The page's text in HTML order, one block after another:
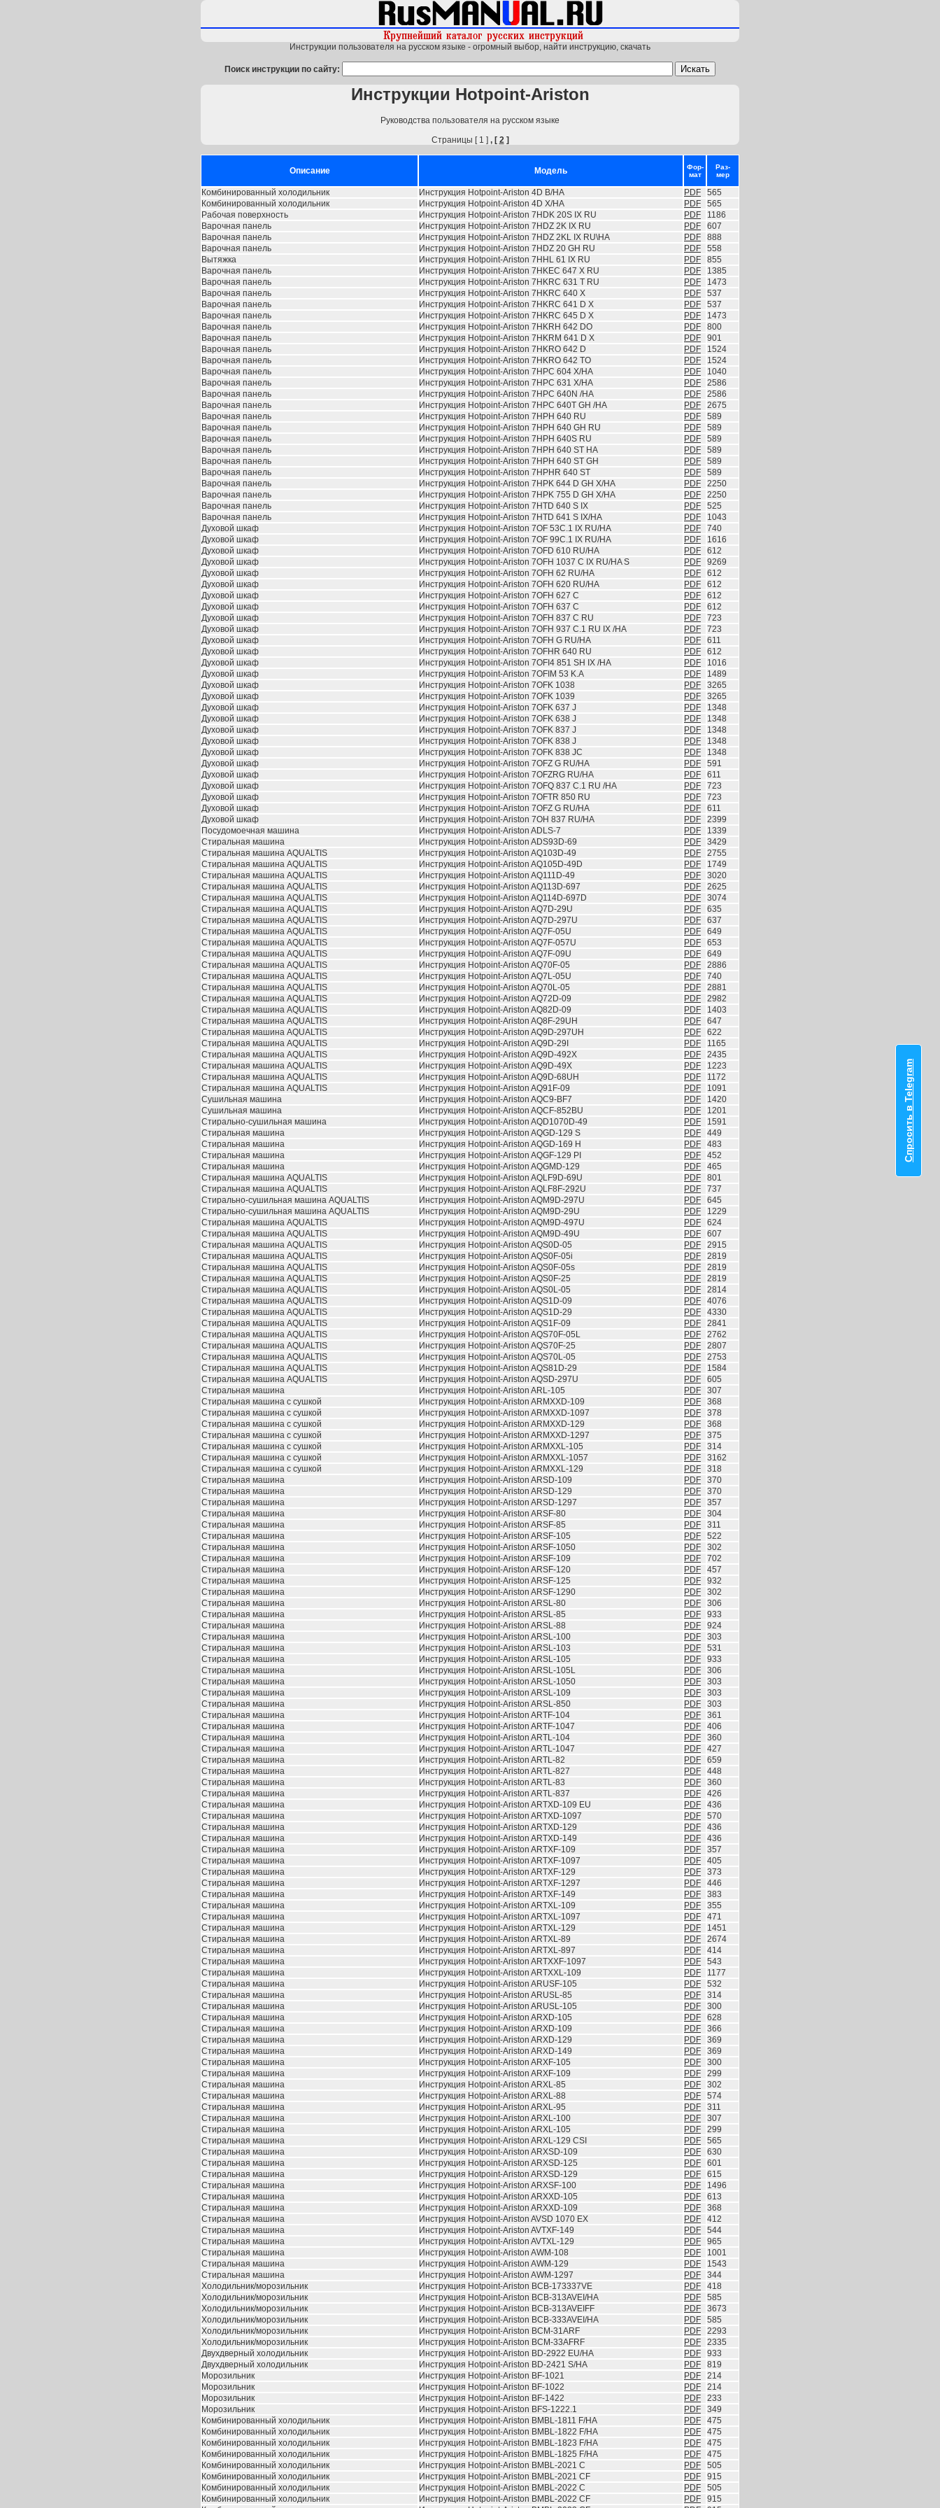
Инструкции пользователя на русском языке - огромный выбор, найти инструкцию, скачать
Поиск инструкции по сайту:
Инструкции Hotpoint-Ariston
Руководства пользователя на русском языке
Страницы [ 1 ] , [ 2]
Описание Модель
Фор-
мат
Раз-
мер
Комбинированный холодильник Инструкция Hotpoint-Ariston 4D B/HA PDF
565
Комбинированный холодильник
Инструкция Hotpoint-Ariston 4D X/HA PDF
565
Рабочая поверхность
Инструкция Hotpoint-Ariston 7HDK 20S IX RU PDF
1186
Варочная панель
Инструкция Hotpoint-Ariston 7HDZ 2K IX RU PDF
607
Варочная панель
Инструкция Hotpoint-Ariston 7HDZ 2KL IX RU\HA PDF
888
Варочная панель
Инструкция Hotpoint-Ariston 7HDZ 20 GH RU PDF
558
Вытяжка
Инструкция Hotpoint-Ariston 7HHL 61 IX RU PDF
855
Варочная панель
Инструкция Hotpoint-Ariston 7HKEC 647 X RU PDF
1385
Варочная панель
Инструкция Hotpoint-Ariston 7HKRC 631 T RU PDF
1473
Варочная панель
Инструкция Hotpoint-Ariston 7HKRC 640 X PDF
537
Варочная панель
Инструкция Hotpoint-Ariston 7HKRC 641 D X PDF
537
Варочная панель
Инструкция Hotpoint-Ariston 7HKRC 645 D X PDF
1473
Варочная панель
Инструкция Hotpoint-Ariston 7HKRH 642 DO PDF
800
Варочная панель
Инструкция Hotpoint-Ariston 7HKRM 641 D X PDF
901
Варочная панель
Инструкция Hotpoint-Ariston 7HKRO 642 D PDF
1524
Варочная панель
Инструкция Hotpoint-Ariston 7HKRO 642 TO PDF
1524
Варочная панель
Инструкция Hotpoint-Ariston 7HPC 604 X/HA PDF
1040
Варочная панель
Инструкция Hotpoint-Ariston 7HPC 631 X/HA PDF
2586
Варочная панель
Инструкция Hotpoint-Ariston 7HPC 640N /HA PDF
2586
Варочная панель
Инструкция Hotpoint-Ariston 7HPC 640T GH /HA PDF
2675
Варочная панель
Инструкция Hotpoint-Ariston 7HPH 640 RU PDF
589
Варочная панель
Инструкция Hotpoint-Ariston 7HPH 640 GH RU PDF
589
Варочная панель
Инструкция Hotpoint-Ariston 7HPH 640S RU PDF
589
Варочная панель
Инструкция Hotpoint-Ariston 7HPH 640 ST HA PDF
589
Варочная панель
Инструкция Hotpoint-Ariston 7HPH 640 ST GH PDF
589
Варочная панель
Инструкция Hotpoint-Ariston 7HPHR 640 ST PDF
589
Варочная панель
Инструкция Hotpoint-Ariston 7HPK 644 D GH X/HA PDF
2250
Варочная панель
Инструкция Hotpoint-Ariston 7HPK 755 D GH X/HA PDF
2250
Варочная панель
Инструкция Hotpoint-Ariston 7HTD 640 S IX PDF
525
Варочная панель
Инструкция Hotpoint-Ariston 7HTD 641 S IX/HA PDF
1043
Духовой шкаф
Инструкция Hotpoint-Ariston 7OF 53C.1 IX RU/HA PDF
740
Духовой шкаф
Инструкция Hotpoint-Ariston 7OF 99C.1 IX RU/HA PDF
1616
Духовой шкаф
Инструкция Hotpoint-Ariston 7OFD 610 RU/HA PDF
612
Духовой шкаф
Инструкция Hotpoint-Ariston 7OFH 1037 C IX RU/HA S PDF
9269
Духовой шкаф
Инструкция Hotpoint-Ariston 7OFH 62 RU/HA PDF
612
Духовой шкаф
Инструкция Hotpoint-Ariston 7OFH 620 RU/HA PDF
612
Духовой шкаф
Инструкция Hotpoint-Ariston 7OFH 627 C PDF
612
Духовой шкаф
Инструкция Hotpoint-Ariston 7OFH 637 C PDF
612
Духовой шкаф
Инструкция Hotpoint-Ariston 7OFH 837 C RU PDF
723
Духовой шкаф
Инструкция Hotpoint-Ariston 7OFH 937 C.1 RU IX /HA PDF
723
Духовой шкаф
Инструкция Hotpoint-Ariston 7OFH G RU/HA PDF
611
Духовой шкаф
Инструкция Hotpoint-Ariston 7OFHR 640 RU PDF
612
Духовой шкаф
Инструкция Hotpoint-Ariston 7OFI4 851 SH IX /HA PDF
1016
Духовой шкаф
Инструкция Hotpoint-Ariston 7OFIM 53 K.A PDF
1489
Духовой шкаф
Инструкция Hotpoint-Ariston 7OFK 1038 PDF
3265
Духовой шкаф
Инструкция Hotpoint-Ariston 7OFK 1039 PDF
3265
Духовой шкаф
Инструкция Hotpoint-Ariston 7OFK 637 J PDF
1348
Духовой шкаф
Инструкция Hotpoint-Ariston 7OFK 638 J PDF
1348
Духовой шкаф
Инструкция Hotpoint-Ariston 7OFK 837 J PDF
1348
Духовой шкаф
Инструкция Hotpoint-Ariston 7OFK 838 J PDF
1348
Духовой шкаф
Инструкция Hotpoint-Ariston 7OFK 838 JC PDF
1348
Духовой шкаф
Инструкция Hotpoint-Ariston 7OFZ G RU/HA PDF
591
Духовой шкаф
Инструкция Hotpoint-Ariston 7OFZRG RU/HA PDF
611
Духовой шкаф
Инструкция Hotpoint-Ariston 7OFQ 837 C.1 RU /HA PDF
723
Духовой шкаф
Инструкция Hotpoint-Ariston 7OFTR 850 RU PDF
723
Духовой шкаф
Инструкция Hotpoint-Ariston 7OFZ G RU/HA PDF
611
Духовой шкаф
Инструкция Hotpoint-Ariston 7OH 837 RU/HA PDF
2399
Посудомоечная машина
Инструкция Hotpoint-Ariston ADLS-7 PDF
1339
Стиральная машина
Инструкция Hotpoint-Ariston ADS93D-69 PDF
3429
Стиральная машина AQUALTIS
Инструкция Hotpoint-Ariston AQ103D-49 PDF
2755
Стиральная машина AQUALTIS
Инструкция Hotpoint-Ariston AQ105D-49D PDF
1749
Стиральная машина AQUALTIS
Инструкция Hotpoint-Ariston AQ111D-49 PDF
3020
Стиральная машина AQUALTIS
Инструкция Hotpoint-Ariston AQ113D-697 PDF
2625
Стиральная машина AQUALTIS
Инструкция Hotpoint-Ariston AQ114D-697D PDF
3074
Стиральная машина AQUALTIS
Инструкция Hotpoint-Ariston AQ7D-29U PDF
635
Стиральная машина AQUALTIS
Инструкция Hotpoint-Ariston AQ7D-297U PDF
637
Стиральная машина AQUALTIS
Инструкция Hotpoint-Ariston AQ7F-05U PDF
649
Стиральная машина AQUALTIS
Инструкция Hotpoint-Ariston AQ7F-057U PDF
653
Стиральная машина AQUALTIS
Инструкция Hotpoint-Ariston AQ7F-09U PDF
649
Стиральная машина AQUALTIS
Инструкция Hotpoint-Ariston AQ70F-05 PDF
2886
Стиральная машина AQUALTIS
Инструкция Hotpoint-Ariston AQ7L-05U PDF
740
Стиральная машина AQUALTIS
Инструкция Hotpoint-Ariston AQ70L-05 PDF
2881
Стиральная машина AQUALTIS
Инструкция Hotpoint-Ariston AQ72D-09 PDF
2982
Стиральная машина AQUALTIS
Инструкция Hotpoint-Ariston AQ82D-09 PDF
1403
Стиральная машина AQUALTIS
Инструкция Hotpoint-Ariston AQ8F-29UH PDF
647
Стиральная машина AQUALTIS
Инструкция Hotpoint-Ariston AQ9D-297UH PDF
622
Стиральная машина AQUALTIS
Инструкция Hotpoint-Ariston AQ9D-29I PDF
1165
Стиральная машина AQUALTIS
Инструкция Hotpoint-Ariston AQ9D-492X PDF
2435
Стиральная машина AQUALTIS
Инструкция Hotpoint-Ariston AQ9D-49X PDF
1223
Стиральная машина AQUALTIS
Инструкция Hotpoint-Ariston AQ9D-68UH PDF
1172
Стиральная машина AQUALTIS
Инструкция Hotpoint-Ariston AQ91F-09 PDF
1091
Сушильная машина
Инструкция Hotpoint-Ariston AQC9-BF7 PDF
1420
Сушильная машина
Инструкция Hotpoint-Ariston AQCF-852BU PDF
1201
Стирально-сушильная машина
Инструкция Hotpoint-Ariston AQD1070D-49 PDF
1591
Стиральная машина
Инструкция Hotpoint-Ariston AQGD-129 S PDF
449
Стиральная машина
Инструкция Hotpoint-Ariston AQGD-169 H PDF
483
Стиральная машина
Инструкция Hotpoint-Ariston AQGF-129 PI PDF
452
Стиральная машина
Инструкция Hotpoint-Ariston AQGMD-129 PDF
465
Стиральная машина AQUALTIS
Инструкция Hotpoint-Ariston AQLF9D-69U PDF
801
Стиральная машина AQUALTIS
Инструкция Hotpoint-Ariston AQLF8F-292U PDF
737
Стирально-сушильная машина AQUALTIS
Инструкция Hotpoint-Ariston AQM9D-297U PDF
645
Стирально-сушильная машина AQUALTIS
Инструкция Hotpoint-Ariston AQM9D-29U PDF
1229
Стиральная машина AQUALTIS
Инструкция Hotpoint-Ariston AQM9D-497U PDF
624
Стиральная машина AQUALTIS
Инструкция Hotpoint-Ariston AQM9D-49U PDF
607
Стиральная машина AQUALTIS
Инструкция Hotpoint-Ariston AQS0D-05 PDF
2915
Стиральная машина AQUALTIS
Инструкция Hotpoint-Ariston AQS0F-05i PDF
2819
Стиральная машина AQUALTIS
Инструкция Hotpoint-Ariston AQS0F-05s PDF
2819
Стиральная машина AQUALTIS
Инструкция Hotpoint-Ariston AQS0F-25 PDF
2819
Стиральная машина AQUALTIS
Инструкция Hotpoint-Ariston AQS0L-05 PDF
2814
Стиральная машина AQUALTIS
Инструкция Hotpoint-Ariston AQS1D-09 PDF
4076
Стиральная машина AQUALTIS
Инструкция Hotpoint-Ariston AQS1D-29 PDF
4330
Стиральная машина AQUALTIS
Инструкция Hotpoint-Ariston AQS1F-09 PDF
2841
Стиральная машина AQUALTIS
Инструкция Hotpoint-Ariston AQS70F-05L PDF
2762
Стиральная машина AQUALTIS
Инструкция Hotpoint-Ariston AQS70F-25 PDF
2807
Стиральная машина AQUALTIS
Инструкция Hotpoint-Ariston AQS70L-05 PDF
2753
Стиральная машина AQUALTIS
Инструкция Hotpoint-Ariston AQS81D-29 PDF
1584
Стиральная машина AQUALTIS
Инструкция Hotpoint-Ariston AQSD-297U PDF
605
Стиральная машина
Инструкция Hotpoint-Ariston ARL-105 PDF
307
Стиральная машина с сушкой
Инструкция Hotpoint-Ariston ARMXXD-109 PDF
368
Стиральная машина с сушкой
Инструкция Hotpoint-Ariston ARMXXD-1097 PDF
378
Стиральная машина с сушкой
Инструкция Hotpoint-Ariston ARMXXD-129 PDF
368
Стиральная машина с сушкой
Инструкция Hotpoint-Ariston ARMXXD-1297 PDF
375
Стиральная машина с сушкой
Инструкция Hotpoint-Ariston ARMXXL-105 PDF
314
Стиральная машина с сушкой
Инструкция Hotpoint-Ariston ARMXXL-1057 PDF
3162
Стиральная машина с сушкой
Инструкция Hotpoint-Ariston ARMXXL-129 PDF
318
Стиральная машина
Инструкция Hotpoint-Ariston ARSD-109 PDF
370
Стиральная машина
Инструкция Hotpoint-Ariston ARSD-129 PDF
370
Стиральная машина
Инструкция Hotpoint-Ariston ARSD-1297 PDF
357
Стиральная машина
Инструкция Hotpoint-Ariston ARSF-80 PDF
304
Стиральная машина
Инструкция Hotpoint-Ariston ARSF-85 PDF
311
Стиральная машина
Инструкция Hotpoint-Ariston ARSF-105 PDF
522
Стиральная машина
Инструкция Hotpoint-Ariston ARSF-1050 PDF
302
Стиральная машина
Инструкция Hotpoint-Ariston ARSF-109 PDF
702
Стиральная машина
Инструкция Hotpoint-Ariston ARSF-120 PDF
457
Стиральная машина
Инструкция Hotpoint-Ariston ARSF-125 PDF
932
Стиральная машина
Инструкция Hotpoint-Ariston ARSF-1290 PDF
302
Стиральная машина
Инструкция Hotpoint-Ariston ARSL-80 PDF
306
Стиральная машина
Инструкция Hotpoint-Ariston ARSL-85 PDF
933
Стиральная машина
Инструкция Hotpoint-Ariston ARSL-88 PDF
924
Стиральная машина
Инструкция Hotpoint-Ariston ARSL-100 PDF
303
Стиральная машина
Инструкция Hotpoint-Ariston ARSL-103 PDF
531
Стиральная машина
Инструкция Hotpoint-Ariston ARSL-105 PDF
933
Стиральная машина
Инструкция Hotpoint-Ariston ARSL-105L PDF
306
Стиральная машина
Инструкция Hotpoint-Ariston ARSL-1050 PDF
303
Стиральная машина
Инструкция Hotpoint-Ariston ARSL-109 PDF
303
Стиральная машина
Инструкция Hotpoint-Ariston ARSL-850 PDF
303
Стиральная машина
Инструкция Hotpoint-Ariston ARTF-104 PDF
361
Стиральная машина
Инструкция Hotpoint-Ariston ARTF-1047 PDF
406
Стиральная машина
Инструкция Hotpoint-Ariston ARTL-104 PDF
360
Стиральная машина
Инструкция Hotpoint-Ariston ARTL-1047 PDF
427
Стиральная машина
Инструкция Hotpoint-Ariston ARTL-82 PDF
659
Стиральная машина
Инструкция Hotpoint-Ariston ARTL-827 PDF
448
Стиральная машина
Инструкция Hotpoint-Ariston ARTL-83 PDF
360
Стиральная машина
Инструкция Hotpoint-Ariston ARTL-837 PDF
426
Стиральная машина
Инструкция Hotpoint-Ariston ARTXD-109 EU PDF
436
Стиральная машина
Инструкция Hotpoint-Ariston ARTXD-1097 PDF
570
Стиральная машина
Инструкция Hotpoint-Ariston ARTXD-129 PDF
436
Стиральная машина
Инструкция Hotpoint-Ariston ARTXD-149 PDF
436
Стиральная машина
Инструкция Hotpoint-Ariston ARTXF-109 PDF
357
Стиральная машина
Инструкция Hotpoint-Ariston ARTXF-1097 PDF
405
Стиральная машина
Инструкция Hotpoint-Ariston ARTXF-129 PDF
373
Стиральная машина
Инструкция Hotpoint-Ariston ARTXF-1297 PDF
446
Стиральная машина
Инструкция Hotpoint-Ariston ARTXF-149 PDF
383
Стиральная машина
Инструкция Hotpoint-Ariston ARTXL-109 PDF
355
Стиральная машина
Инструкция Hotpoint-Ariston ARTXL-1097 PDF
471
Стиральная машина
Инструкция Hotpoint-Ariston ARTXL-129 PDF
1451
Стиральная машина
Инструкция Hotpoint-Ariston ARTXL-89 PDF
2674
Стиральная машина
Инструкция Hotpoint-Ariston ARTXL-897 PDF
414
Стиральная машина
Инструкция Hotpoint-Ariston ARTXXF-1097 PDF
543
Стиральная машина
Инструкция Hotpoint-Ariston ARTXXL-109 PDF
1177
Стиральная машина
Инструкция Hotpoint-Ariston ARUSF-105 PDF
532
Стиральная машина
Инструкция Hotpoint-Ariston ARUSL-85 PDF
314
Стиральная машина
Инструкция Hotpoint-Ariston ARUSL-105 PDF
300
Стиральная машина
Инструкция Hotpoint-Ariston ARXD-105 PDF
628
Стиральная машина
Инструкция Hotpoint-Ariston ARXD-109 PDF
366
Стиральная машина
Инструкция Hotpoint-Ariston ARXD-129 PDF
369
Стиральная машина
Инструкция Hotpoint-Ariston ARXD-149 PDF
369
Стиральная машина
Инструкция Hotpoint-Ariston ARXF-105 PDF
300
Стиральная машина
Инструкция Hotpoint-Ariston ARXF-109 PDF
299
Стиральная машина
Инструкция Hotpoint-Ariston ARXL-85 PDF
302
Стиральная машина
Инструкция Hotpoint-Ariston ARXL-88 PDF
574
Стиральная машина
Инструкция Hotpoint-Ariston ARXL-95 PDF
311
Стиральная машина
Инструкция Hotpoint-Ariston ARXL-100 PDF
307
Стиральная машина
Инструкция Hotpoint-Ariston ARXL-105 PDF
299
Стиральная машина
Инструкция Hotpoint-Ariston ARXL-129 CSI PDF
565
Стиральная машина
Инструкция Hotpoint-Ariston ARXSD-109 PDF
630
Стиральная машина
Инструкция Hotpoint-Ariston ARXSD-125 PDF
601
Стиральная машина
Инструкция Hotpoint-Ariston ARXSD-129 PDF
615
Стиральная машина
Инструкция Hotpoint-Ariston ARXSF-100 PDF
1496
Стиральная машина
Инструкция Hotpoint-Ariston ARXXD-105 PDF
613
Стиральная машина
Инструкция Hotpoint-Ariston ARXXD-109 PDF
368
Стиральная машина
Инструкция Hotpoint-Ariston AVSD 1070 EX PDF
412
Стиральная машина
Инструкция Hotpoint-Ariston AVTXF-149 PDF
544
Стиральная машина
Инструкция Hotpoint-Ariston AVTXL-129 PDF
965
Стиральная машина
Инструкция Hotpoint-Ariston AWM-108 PDF
1001
Стиральная машина
Инструкция Hotpoint-Ariston AWM-129 PDF
1543
Стиральная машина
Инструкция Hotpoint-Ariston AWM-1297 PDF
344
Холодильник/морозильник
Инструкция Hotpoint-Ariston BCB-173337VE PDF
418
Холодильник/морозильник
Инструкция Hotpoint-Ariston BCB-313AVEI/HA PDF
585
Холодильник/морозильник
Инструкция Hotpoint-Ariston BCB-313AVEIFF PDF
3673
Холодильник/морозильник
Инструкция Hotpoint-Ariston BCB-333AVEI/HA PDF
585
Холодильник/морозильник
Инструкция Hotpoint-Ariston BCM-31ARF PDF
2293
Холодильник/морозильник
Инструкция Hotpoint-Ariston BCM-33AFRF PDF
2335
Двухдверный холодильник
Инструкция Hotpoint-Ariston BD-2922 EU/HA PDF
933
Двухдверный холодильник
Инструкция Hotpoint-Ariston BD-2421 S/HA PDF
819
Морозильник
Инструкция Hotpoint-Ariston BF-1021 PDF
214
Морозильник
Инструкция Hotpoint-Ariston BF-1022 PDF
214
Морозильник
Инструкция Hotpoint-Ariston BF-1422 PDF
233
Морозильник
Инструкция Hotpoint-Ariston BFS-1222.1 PDF
349
Комбинированный холодильник
Инструкция Hotpoint-Ariston BMBL-1811 F/HA PDF
475
Комбинированный холодильник
Инструкция Hotpoint-Ariston BMBL-1822 F/HA PDF
475
Комбинированный холодильник
Инструкция Hotpoint-Ariston BMBL-1823 F/HA PDF
475
Комбинированный холодильник
Инструкция Hotpoint-Ariston BMBL-1825 F/HA PDF
475
Комбинированный холодильник
Инструкция Hotpoint-Ariston BMBL-2021 C PDF
505
Комбинированный холодильник
Инструкция Hotpoint-Ariston BMBL-2021 CF PDF
915
Комбинированный холодильник
Инструкция Hotpoint-Ariston BMBL-2022 C PDF
505
Комбинированный холодильник
Инструкция Hotpoint-Ariston BMBL-2022 CF PDF
915
Спросить в Telegram